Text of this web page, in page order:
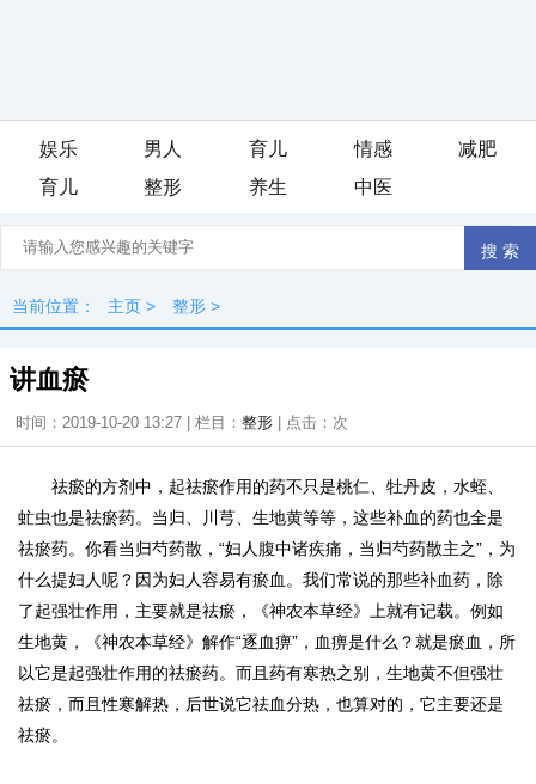
娱乐 男人 育儿 情感
减肥
育儿
整形 养生 中医
当前位置： 主页 > 整形 >
讲血瘀
时间：2019-10-20 13:27 | 栏目： 整形 | 点击： 次
祛瘀的方剂中，起祛瘀作用的药不只是桃仁、牡丹皮，水蛭、
虻虫也是祛瘀药。当归、川芎、生地黄等等，这些补血的药也全是
祛瘀药。你看当归芍药散，“妇人腹中诸疾痛，当归芍药散主之”，为
什么提妇人呢？因为妇人容易有瘀血。我们常说的那些补血药，除
了起强壮作用，主要就是祛瘀，《神农本草经》上就有记载。例如
生地黄，《神农本草经》解作“逐血痹”，血痹是什么？就是瘀血，所
以它是起强壮作用的祛瘀药。而且药有寒热之别，生地黄不但强壮
祛瘀，而且性寒解热，后世说它祛血分热，也算对的，它主要还是
祛瘀。